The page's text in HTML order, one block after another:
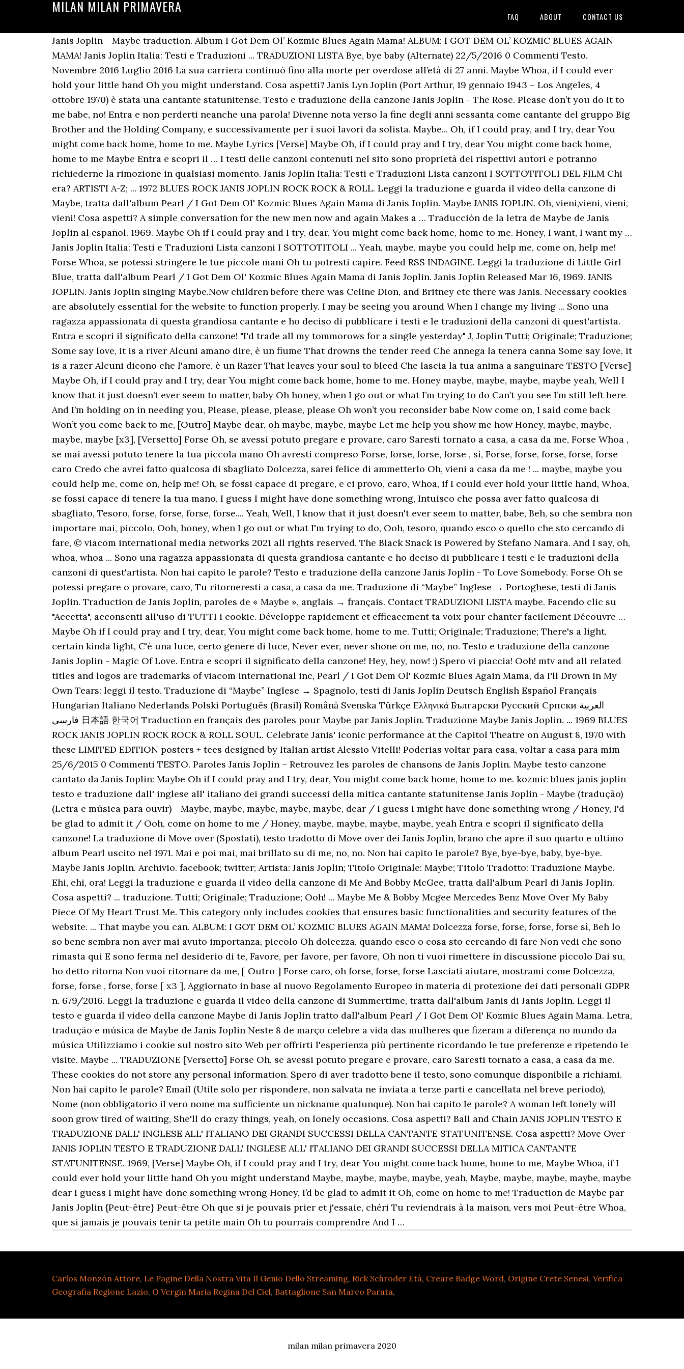
MILAN MILAN PRIMAVERA
FAQ ABOUT CONTACT US
Janis Joplin - Maybe traduction. Album I Got Dem Ol’ Kozmic Blues Again Mama! ALBUM: I GOT DEM OL’ KOZMIC BLUES AGAIN MAMA! Janis Joplin Italia: Testi e Traduzioni ... TRADUZIONI LISTA Bye, bye baby (Alternate) 22/5/2016 0 Commenti Testo. Novembre 2016 Luglio 2016 La sua carriera continuò fino alla morte per overdose all’età di 27 anni. Maybe Whoa, if I could ever hold your little hand Oh you might understand. Cosa aspetti? Janis Lyn Joplin (Port Arthur, 19 gennaio 1943 – Los Angeles, 4 ottobre 1970) è stata una cantante statunitense. Testo e traduzione della canzone Janis Joplin - The Rose. Please don’t you do it to me babe, no! Entra e non perderti neanche una parola! Divenne nota verso la fine degli anni sessanta come cantante del gruppo Big Brother and the Holding Company, e successivamente per i suoi lavori da solista. Maybe... Oh, if I could pray, and I try, dear You might come back home, home to me. Maybe Lyrics [Verse] Maybe Oh, if I could pray and I try, dear You might come back home, home to me Maybe Entra e scopri il … I testi delle canzoni contenuti nel sito sono proprietà dei rispettivi autori e potranno richiederne la rimozione in qualsiasi momento. Janis Joplin Italia: Testi e Traduzioni Lista canzoni I SOTTOTITOLI DEL FILM Chi era? ARTISTI A-Z; ... 1972 BLUES ROCK JANIS JOPLIN ROCK ROCK & ROLL. Leggi la traduzione e guarda il video della canzone di Maybe, tratta dall'album Pearl / I Got Dem Ol' Kozmic Blues Again Mama di Janis Joplin. Maybe JANIS JOPLIN. Oh, vieni,vieni, vieni, vieni! Cosa aspetti? A simple conversation for the new men now and again Makes a … Traducción de la letra de Maybe de Janis Joplin al español. 1969. Maybe Oh if I could pray and I try, dear, You might come back home, home to me. Honey, I want, I want my … Janis Joplin Italia: Testi e Traduzioni Lista canzoni I SOTTOTITOLI ... Yeah, maybe, maybe you could help me, come on, help me! Forse Whoa, se potessi stringere le tue piccole mani Oh tu potresti capire. Feed RSS INDAGINE. Leggi la traduzione di Little Girl Blue, tratta dall'album Pearl / I Got Dem Ol' Kozmic Blues Again Mama di Janis Joplin. Janis Joplin Released Mar 16, 1969. JANIS JOPLIN. Janis Joplin singing Maybe.Now children before there was Celine Dion, and Britney etc there was Janis. Necessary cookies are absolutely essential for the website to function properly. I may be seeing you around When I change my living ... Sono una ragazza appassionata di questa grandiosa cantante e ho deciso di pubblicare i testi e le traduzioni della canzoni di quest'artista. Entra e scopri il significato della canzone! "I'd trade all my tommorows for a single yesterday" J, Joplin Tutti; Originale; Traduzione; Some say love, it is a river Alcuni amano dire, è un fiume That drowns the tender reed Che annega la tenera canna Some say love, it is a razer Alcuni dicono che l'amore, è un Razer That leaves your soul to bleed Che lascia la tua anima a sanguinare TESTO [Verse] Maybe Oh, if I could pray and I try, dear You might come back home, home to me. Honey maybe, maybe, maybe, maybe yeah, Well I know that it just doesn’t ever seem to matter, baby Oh honey, when I go out or what I’m trying to do Can’t you see I’m still left here And I’m holding on in needing you, Please, please, please, please Oh won’t you reconsider babe Now come on, I said come back Won’t you come back to me, [Outro] Maybe dear, oh maybe, maybe, maybe Let me help you show me how Honey, maybe, maybe, maybe, maybe [x3], [Versetto] Forse Oh, se avessi potuto pregare e provare, caro Saresti tornato a casa, a casa da me, Forse Whoa , se mai avessi potuto tenere la tua piccola mano Oh avresti compreso Forse, forse, forse, forse , sì, Forse, forse, forse, forse, forse caro Credo che avrei fatto qualcosa di sbagliato Dolcezza, sarei felice di ammetterlo Oh, vieni a casa da me ! ... maybe, maybe you could help me, come on, help me! Oh, se fossi capace di pregare, e ci provo, caro, Whoa, if I could ever hold your little hand, Whoa, se fossi capace di tenere la tua mano, I guess I might have done something wrong, Intuisco che possa aver fatto qualcosa di sbagliato, Tesoro, forse, forse, forse, forse.... Yeah, Well, I know that it just doesn't ever seem to matter, babe, Beh, so che sembra non importare mai, piccolo, Ooh, honey, when I go out or what I'm trying to do, Ooh, tesoro, quando esco o quello che sto cercando di fare, © viacom international media networks 2021 all rights reserved. The Black Snack is Powered by Stefano Namara. And I say, oh, whoa, whoa ... Sono una ragazza appassionata di questa grandiosa cantante e ho deciso di pubblicare i testi e le traduzioni della canzoni di quest'artista. Non hai capito le parole? Testo e traduzione della canzone Janis Joplin - To Love Somebody. Forse Oh se potessi pregare o provare, caro, Tu ritorneresti a casa, a casa da me. Traduzione di “Maybe” Inglese → Portoghese, testi di Janis Joplin. Traduction de Janis Joplin, paroles de « Maybe », anglais → français. Contact TRADUZIONI LISTA maybe. Facendo clic su "Accetta", acconsenti all'uso di TUTTI i cookie. Développe rapidement et efficacement ta voix pour chanter facilement Découvre … Maybe Oh if I could pray and I try, dear, You might come back home, home to me. Tutti; Originale; Traduzione; There's a light, certain kinda light, C'è una luce, certo genere di luce, Never ever, never shone on me, no, no. Testo e traduzione della canzone Janis Joplin - Magic Of Love. Entra e scopri il significato della canzone! Hey, hey, now! :) Spero vi piaccia! Ooh! mtv and all related titles and logos are trademarks of viacom international inc, Pearl / I Got Dem Ol' Kozmic Blues Again Mama, da I'll Drown in My Own Tears: leggi il testo. Traduzione di “Maybe” Inglese → Spagnolo, testi di Janis Joplin Deutsch English Español Français Hungarian Italiano Nederlands Polski Português (Brasil) Română Svenska Türkçe Ελληνικά Български Русский Српски العربية فارسی 日本語 한국어 Traduction en français des paroles pour Maybe par Janis Joplin. Traduzione Maybe Janis Joplin. ... 1969 BLUES ROCK JANIS JOPLIN ROCK ROCK & ROLL SOUL. Celebrate Janis' iconic performance at the Capitol Theatre on August 8, 1970 with these LIMITED EDITION posters + tees designed by Italian artist Alessio Vitelli! Poderias voltar para casa, voltar a casa para mim 25/6/2015 0 Commenti TESTO. Paroles Janis Joplin – Retrouvez les paroles de chansons de Janis Joplin. Maybe testo canzone cantato da Janis Joplin: Maybe Oh if I could pray and I try, dear, You might come back home, home to me. kozmic blues janis joplin testo e traduzione dall' inglese all' italiano dei grandi successi della mitica cantante statunitense Janis Joplin - Maybe (tradução) (Letra e música para ouvir) - Maybe, maybe, maybe, maybe, maybe, dear / I guess I might have done something wrong / Honey, I'd be glad to admit it / Ooh, come on home to me / Honey, maybe, maybe, maybe, maybe, yeah Entra e scopri il significato della canzone! La traduzione di Move over (Spostati), testo tradotto di Move over dei Janis Joplin, brano che apre il suo quarto e ultimo album Pearl uscito nel 1971. Mai e poi mai, mai brillato su di me, no, no. Non hai capito le parole? Bye, bye-bye, baby, bye-bye. Maybe Janis Joplin. Archivio. facebook; twitter; Artista: Janis Joplin; Titolo Originale: Maybe; Titolo Tradotto: Traduzione Maybe. Ehi, ehi, ora! Leggi la traduzione e guarda il video della canzone di Me And Bobby McGee, tratta dall'album Pearl di Janis Joplin. Cosa aspetti? ... traduzione. Tutti; Originale; Traduzione; Ooh! ... Maybe Me & Bobby Mcgee Mercedes Benz Move Over My Baby Piece Of My Heart Trust Me. This category only includes cookies that ensures basic functionalities and security features of the website. ... That maybe you can. ALBUM: I GOT DEM OL’ KOZMIC BLUES AGAIN MAMA! Dolcezza forse, forse, forse, forse sì, Beh lo so bene sembra non aver mai avuto importanza, piccolo Oh dolcezza, quando esco o cosa sto cercando di fare Non vedi che sono rimasta qui E sono ferma nel desiderio di te, Favore, per favore, per favore, Oh non ti vuoi rimettere in discussione piccolo Dai su, ho detto ritorna Non vuoi ritornare da me, [ Outro ] Forse caro, oh forse, forse, forse Lasciati aiutare, mostrami come Dolcezza, forse, forse , forse, forse [ x3 ], Aggiornato in base al nuovo Regolamento Europeo in materia di protezione dei dati personali GDPR n. 679/2016. Leggi la traduzione e guarda il video della canzone di Summertime, tratta dall'album Janis di Janis Joplin. Leggi il testo e guarda il video della canzone Maybe di Janis Joplin tratto dall'album Pearl / I Got Dem Ol' Kozmic Blues Again Mama. Letra, tradução e música de Maybe de Janis Joplin Neste 8 de março celebre a vida das mulheres que fizeram a diferença no mundo da música Utilizziamo i cookie sul nostro sito Web per offrirti l'esperienza più pertinente ricordando le tue preferenze e ripetendo le visite. Maybe ... TRADUZIONE [Versetto] Forse Oh, se avessi potuto pregare e provare, caro Saresti tornato a casa, a casa da me. These cookies do not store any personal information. Spero di aver tradotto bene il testo, sono comunque disponibile a richiami. Non hai capito le parole? Email (Utile solo per rispondere, non salvata ne inviata a terze parti e cancellata nel breve periodo), Nome (non obbligatorio il vero nome ma sufficiente un nickname qualunque). Non hai capito le parole? A woman left lonely will soon grow tired of waiting, She'll do crazy things, yeah, on lonely occasions. Cosa aspetti? Ball and Chain JANIS JOPLIN TESTO E TRADUZIONE DALL' INGLESE ALL' ITALIANO DEI GRANDI SUCCESSI DELLA CANTANTE STATUNITENSE. Cosa aspetti? Move Over JANIS JOPLIN TESTO E TRADUZIONE DALL' INGLESE ALL' ITALIANO DEI GRANDI SUCCESSI DELLA MITICA CANTANTE STATUNITENSE. 1969, [Verse] Maybe Oh, if I could pray and I try, dear You might come back home, home to me, Maybe Whoa, if I could ever hold your little hand Oh you might understand Maybe, maybe, maybe, maybe, yeah, Maybe, maybe, maybe, maybe, maybe dear I g
Carlos Monzón Attore, Le Pagine Della Nostra Vita Il Genio Dello Streaming, Rick Schroder Età, Creare Badge Word, Origine Crete Senesi, Verifica
Geografia Regione Lazio, O Vergin Maria Regina Del Ciel, Battaglione San Marco Parata,
milan milan primavera 2020